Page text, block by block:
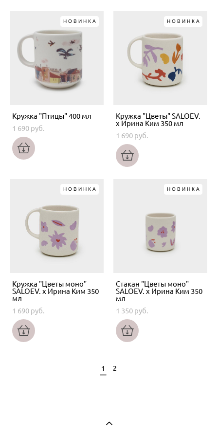
НОВИНКА
Кружка "Птицы" 400 мл
1 690 pуб.
НОВИНКА
Кружка "Цветы" SALOEV.
x Ирина Ким 350 мл
1 690 pуб.
НОВИНКА
Кружка "Цветы моно"
SALOEV. x Ирина Ким 350
мл
1 690 pуб.
НОВИНКА
Стакан "Цветы моно"
SALOEV. x Ирина Ким 350
мл
1 350 pуб.
1 2